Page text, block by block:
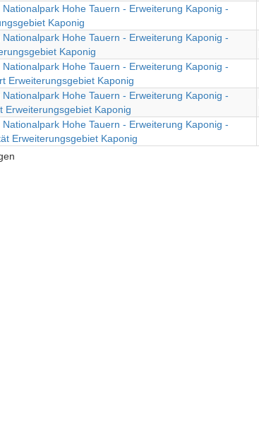
Hohe Tauern - Erweiterung Kaponig -
Kaponig
Hohe Tauern - Erweiterung Kaponig -
Kaponig
Hohe Tauern - Erweiterung Kaponig -
Erweiterungsgebiet Kaponig
Hohe Tauern - Erweiterung Kaponig -
Erweiterungsgebiet Kaponig
Hohe Tauern - Erweiterung Kaponig -
Erweiterungsgebiet Kaponig